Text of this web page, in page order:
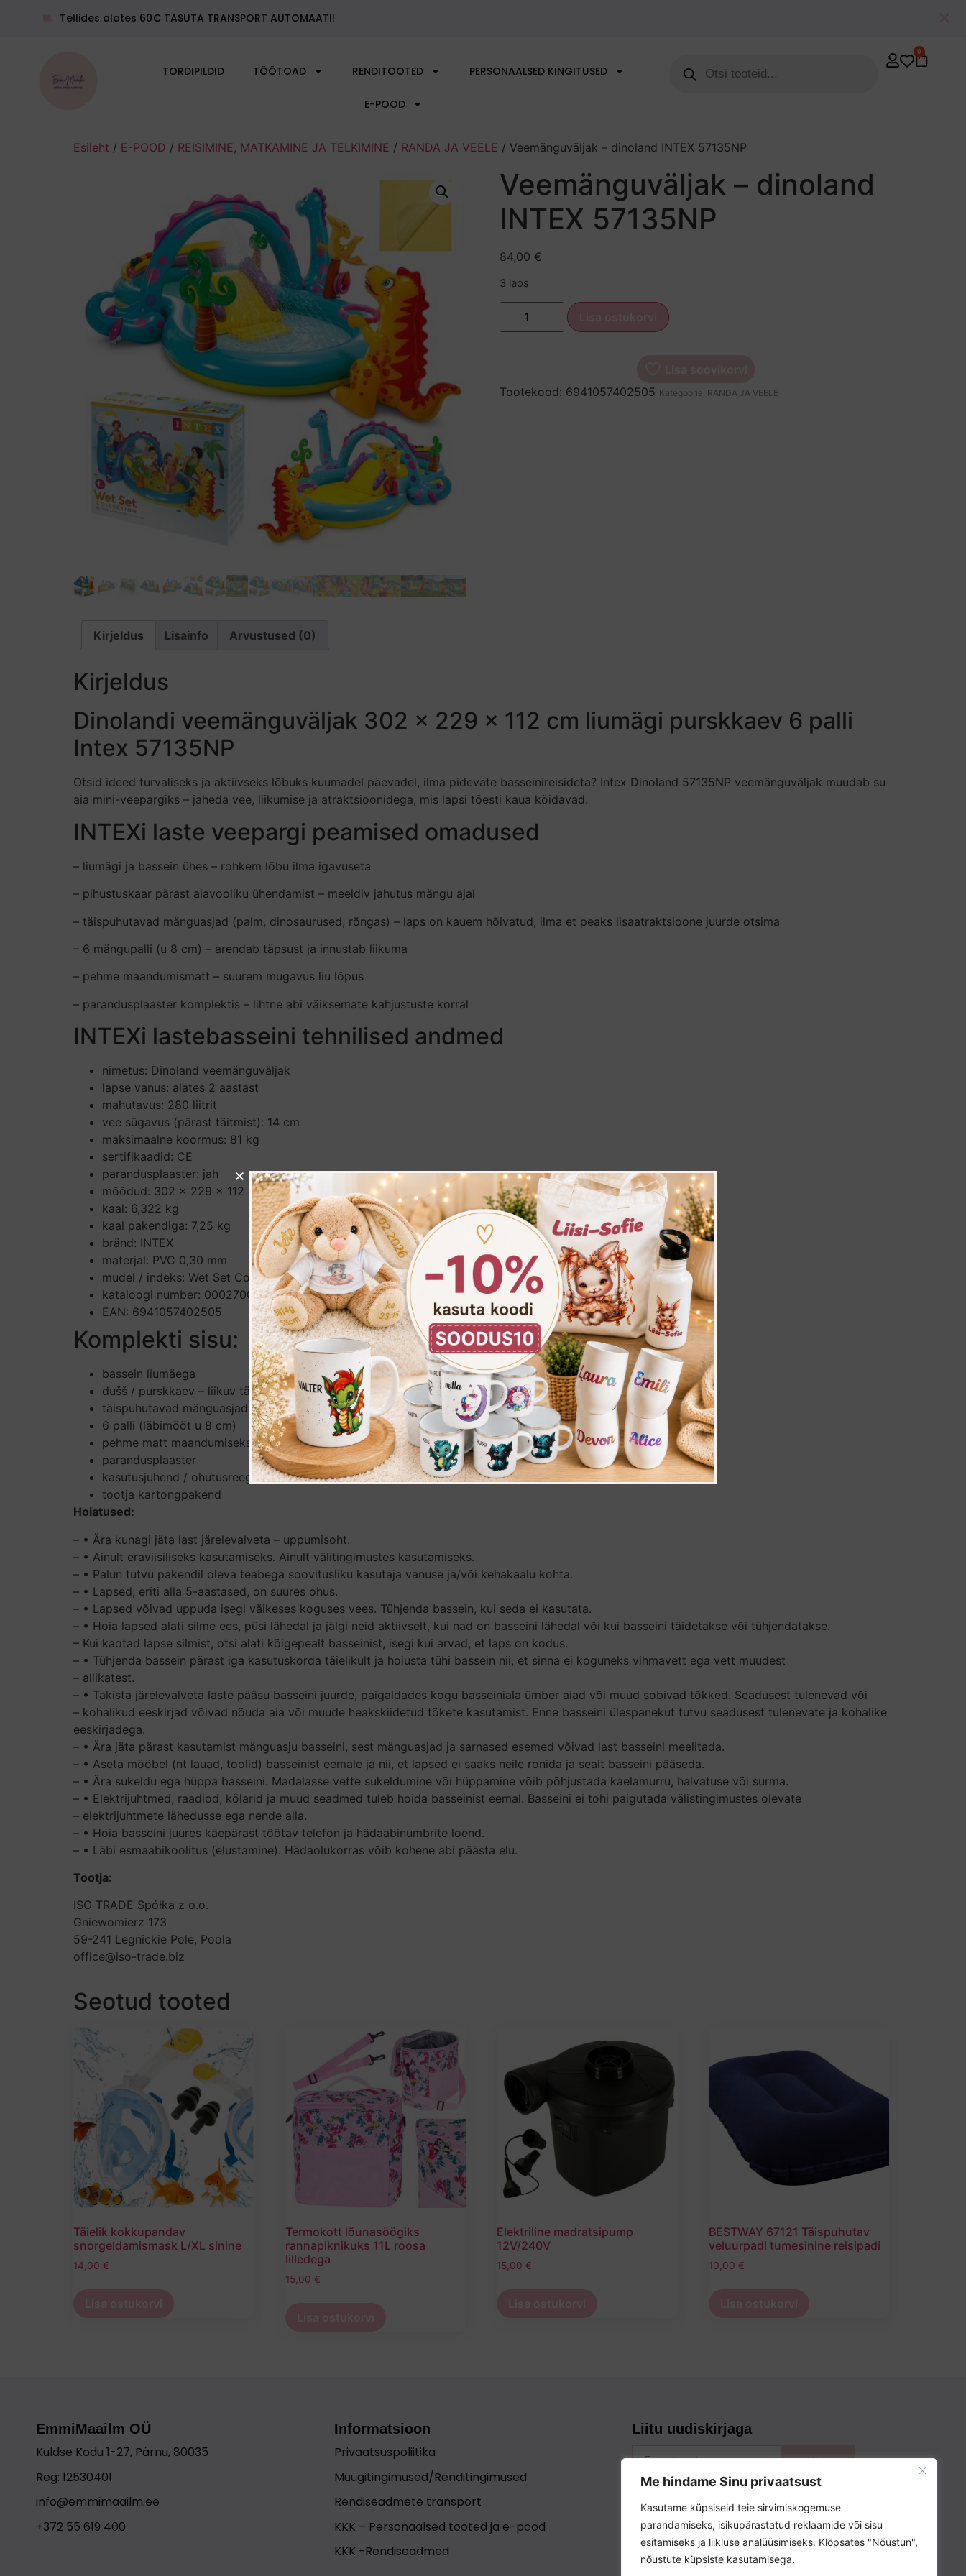
Me hindame Sinu privaatsust
Kasutame küpsiseid teie sirvimiskogemuse
parandamiseks, isikupärastatud reklaamide või sisu
esitamiseks ja liikluse analüüsimiseks. Klõpsates "Nõustun",
nõustute küpsiste kasutamisega.
+372 55 619 400 info@emmimaailm.ee
TORDIPILDID TÖÖTOAD RENDITOOTED PERSONAALSED KINGITUSED
E-POOD
0
Esileht / E-POOD / REISIMINE, MATKAMINE JA TELKIMINE / RANDA JA VEELE / Veemänguväljak – dinoland INTEX 57135NP
Veemänguväljak – dinoland
INTEX 57135NP
84,00 €
3 laos
Tootekood: 6941057402505 Kategooria: RANDA JA VEELE
Kirjeldus Lisainfo Arvustused (0)
Kirjeldus
Dinolandi veemänguväljak 302 x 229 x 112 cm liumägi purskkaev 6 palli
Intex 57135NP
Otsid ideed turvaliseks ja aktiivseks lõbuks kuumadel päevadel, ilma pidevate basseinireisideta? Intex Dinoland 57135NP veemänguväljak muudab su
aia mini-veepargiks – jaheda vee, liikumise ja atraktsioonidega, mis lapsi tõesti kaua köidavad.
INTEXi laste veepargi peamised omadused
– liumägi ja bassein ühes – rohkem lõbu ilma igavuseta
– pihustuskaar pärast aiavooliku ühendamist – meeldiv jahutus mängu ajal
– täispuhutavad mänguasjad (palm, dinosaurused, rõngas) – laps on kauem hõivatud, ilma et peaks lisaatraktsioone juurde otsima
– 6 mängupalli (u 8 cm) – arendab täpsust ja innustab liikuma
– pehme maandumismatt – suurem mugavus liu lõpus
– parandusplaaster komplektis – lihtne abi väiksemate kahjustuste korral
INTEXi lastebasseini tehnilised andmed
nimetus: Dinoland veemänguväljak
lapse vanus: alates 2 aastast
mahutavus: 280 liitrit
vee sügavus (pärast täitmist): 14 cm
maksimaalne koormus: 81 kg
sertifikaadid: CE
parandusplaaster: jah
mõõdud: 302 x 229 x 112 cm
kaal: 6,322 kg
kaal pakendiga: 7,25 kg
bränd: INTEX
materjal: PVC 0,30 mm
mudel / indeks: Wet Set Collection 2026 57135NP
kataloogi number: 00027001
EAN: 6941057402505
Komplekti sisu:
bassein liumäega
dušš / purskkaev – liikuv täispuhutav dinosauruse kujuline kaar
täispuhutavad mänguasjad: palm, dinosaurused, rõngas
6 palli (läbimõõt u 8 cm)
pehme matt maandumiseks
parandusplaaster
kasutusjuhend / ohutusreeglid
tootja kartongpakend
Hoiatused:
– • Ära kunagi jäta last järelevalveta – uppumisoht.
– • Ainult eraviisiliseks kasutamiseks. Ainult välitingimustes kasutamiseks.
– • Palun tutvu pakendil oleva teabega soovitusliku kasutaja vanuse ja/või kehakaalu kohta.
– • Lapsed, eriti alla 5-aastased, on suures ohus.
– • Lapsed võivad uppuda isegi väikeses koguses vees. Tühjenda bassein, kui seda ei kasutata.
– • Hoia lapsed alati silme ees, püsi lähedal ja jälgi neid aktiivselt, kui nad on basseini lähedal või kui basseini täidetakse või tühjendatakse.
– Kui kaotad lapse silmist, otsi alati kõigepealt basseinist, isegi kui arvad, et laps on kodus.
– • Tühjenda bassein pärast iga kasutuskorda täielikult ja hoiusta tühi bassein nii, et sinna ei koguneks vihmavett ega vett muudest
– allikatest.
– • Takista järelevalveta laste pääsu basseini juurde, paigaldades kogu basseiniala ümber aiad või muud sobivad tõkked. Seadusest tulenevad või
– kohalikud eeskirjad võivad nõuda aia või muude heakskiidetud tõkete kasutamist. Enne basseini ülespanekut tutvu seadusest tulenevate ja kohalike
eeskirjadega.
– • Ära jäta pärast kasutamist mänguasju basseini, sest mänguasjad ja sarnased esemed võivad last basseini meelitada.
– • Aseta mööbel (nt lauad, toolid) basseinist eemale ja nii, et lapsed ei saaks neile ronida ja sealt basseini pääseda.
– • Ära sukeldu ega hüppa basseini. Madalasse vette sukeldumine või hüppamine võib põhjustada kaelamurru, halvatuse või surma.
– • Elektrijuhtmed, raadiod, kõlarid ja muud seadmed tuleb hoida basseinist eemal. Basseini ei tohi paigutada välistingimustes olevate
– elektrijuhtmete lähedusse ega nende alla.
– • Hoia basseini juures käepärast töötav telefon ja hädaabinumbrite loend.
– • Läbi esmaabikoolitus (elustamine). Hädaolukorras võib kohene abi päästa elu.
Tootja:
ISO TRADE Spółka z o.o.
Gniewomierz 173
59-241 Legnickie Pole, Poola
office@iso-trade.biz
Seotud tooted
Täielik kokkupandav
snorgeldamismask L/XL sinine
14,00 €
Termokott lõunasöögiks
rannapiknikuks 11L roosa
lilledega
15,00 €
Elektriline madratsipump
12V/240V
15,00 €
BESTWAY 67121 Täispuhutav
veluurpadi tumesinine reisipadi
10,00 €
EmmiMaailm OÜ
Kuldse Kodu 1-27, Pärnu, 80035
Reg: 12530401
info@emmimaailm.ee
+372 55 619 400
Informatsioon
Privaatsuspoliitika
Müügitingimused/Renditingimused
Rendiseadmete transport
KKK – Personaalsed tooted ja e-pood
KKK -Rendiseadmed
Liitu uudiskirjaga
Liitu
Tellides alates 60€ TASUTA TRANSPORT AUTOMAATI!